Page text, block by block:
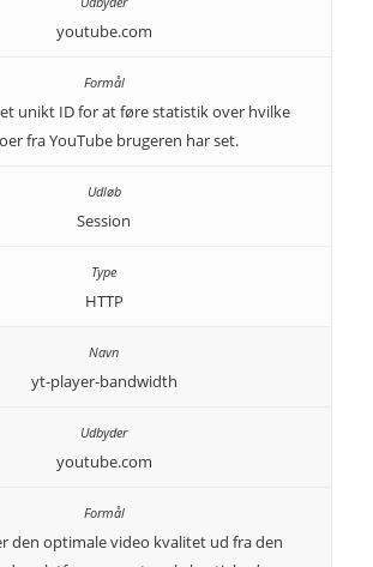
youtube.com
unikt ID for at føre statistik over hvilke
fra YouTube brugeren har set.
Session
HTTP
yt-player-bandwidth
youtube.com
den optimale video kvalitet ud fra den